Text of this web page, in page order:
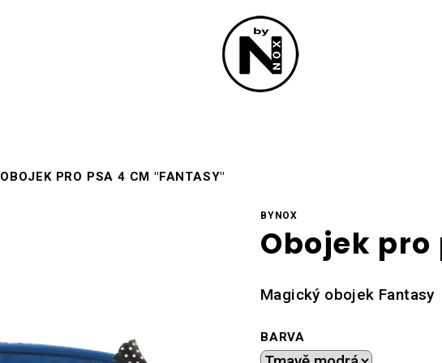
OBOJEK PRO PSA 4 CM "FANTASY"
BYNOX
Obojek
Magický obojek Fantasy
BARVA